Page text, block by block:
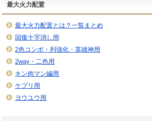
最大火力配置
最大火力配置とは？一覧まとめ
回復十字消し用
2色コンボ・列強化・英雄神用
2way・二色用
キン肉マン編用
ケプリ用
ヨウユウ用